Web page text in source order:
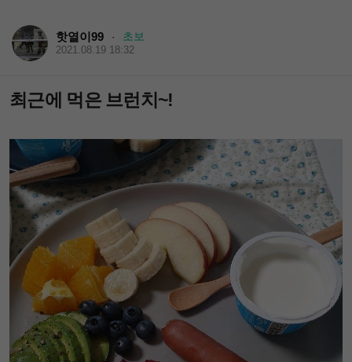
핫열이99 · 초보
2021.08.19 18:32
최근에 먹은 브런치~!